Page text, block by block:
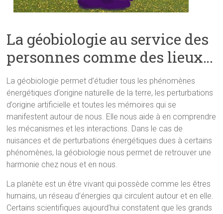
La géobiologie au service des
personnes comme des lieux…
La géobiologie permet d’étudier tous les phénomènes
énergétiques d’origine naturelle de la terre, les perturbations
d’origine artificielle et toutes les mémoires qui se
manifestent autour de nous. Elle nous aide à en comprendre
les mécanismes et les interactions. Dans le cas de
nuisances et de perturbations énergétiques dues à certains
phénomènes, la géobiologie nous permet de retrouver une
harmonie chez nous et en nous.
La planète est un être vivant qui possède comme les êtres
humains, un réseau d’énergies qui circulent autour et en elle.
Certains scientifiques aujourd’hui constatent que les grands